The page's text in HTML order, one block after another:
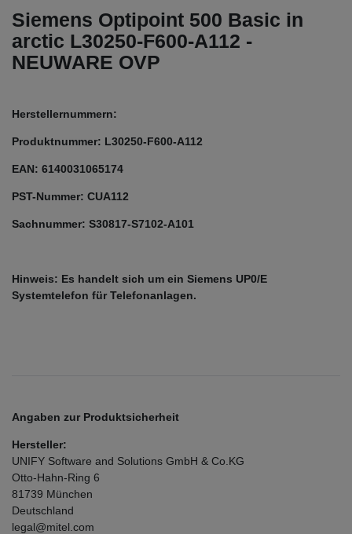
Siemens Optipoint 500 Basic in
arctic L30250-F600-A112 -
NEUWARE OVP
Herstellernummern:
Produktnummer: L30250-F600-A112
EAN: 6140031065174
PST-Nummer: CUA112
Sachnummer: S30817-S7102-A101
Hinweis: Es handelt sich um ein Siemens UP0/E
Systemtelefon für Telefonanlagen.
Angaben zur Produktsicherheit
Hersteller:
UNIFY Software and Solutions GmbH & Co.KG
Otto-Hahn-Ring 6
81739 München
Deutschland
legal@mitel.com